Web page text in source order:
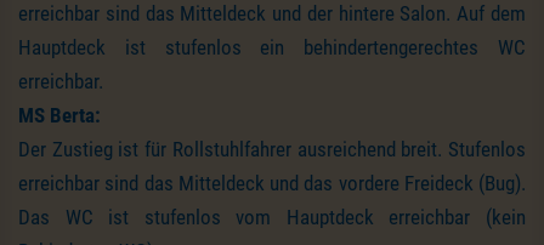
erreichbar sind das Mitteldeck und der hintere Salon. Auf dem
Hauptdeck ist stufenlos ein behindertengerechtes WC
erreichbar.
MS Berta:
Der Zustieg ist für Rollstuhlfahrer ausreichend breit. Stufenlos
erreichbar sind das Mitteldeck und das vordere Freideck (Bug).
Das WC ist stufenlos vom Hauptdeck erreichbar (kein